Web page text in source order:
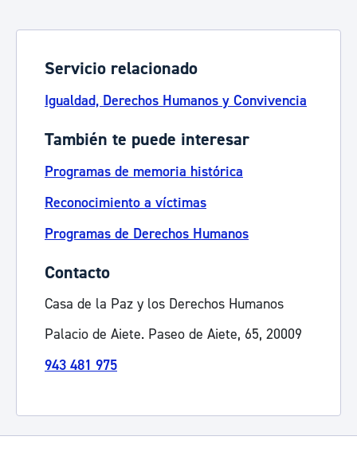
Servicio relacionado
Igualdad, Derechos Humanos y Convivencia
También te puede interesar
Programas de memoria histórica
Reconocimiento a víctimas
Programas de Derechos Humanos
Contacto
Casa de la Paz y los Derechos Humanos
Palacio de Aiete. Paseo de Aiete, 65, 20009
943 481 975